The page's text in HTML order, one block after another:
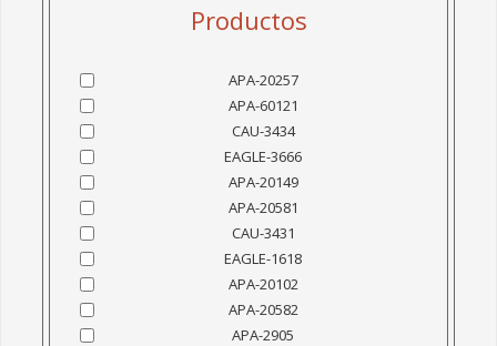
JUNTAS DE EXPANSION
CILINDROS MOTION CONTROLS LLC
CILINDROS NO NFPA
CILINDROS NFPA
CONTACTO
MAQUILA
POLITICAS
Productos
APA-20257
APA-60121
CAU-3434
EAGLE-3666
APA-20149
APA-20581
CAU-3431
EAGLE-1618
APA-20102
APA-20582
APA-2905